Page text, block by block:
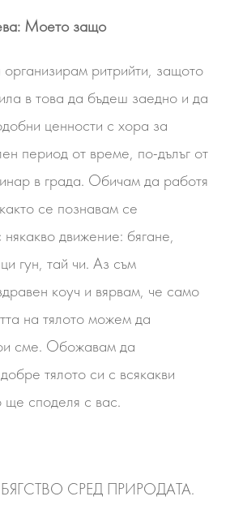
Моето защо
ритрийти, защото
в това да бъдеш заедно и да
ценности с хора за
период от време, по-дълъг от
в града. Обичам да работя
се познавам се
движение: бягане,
гун, тай чи. Аз съм
коуч и вярвам, че само
на тялото можем да
сме. Обожавам да
тялото си с всякакви
ще споделя с вас.
БЯГСТВО СРЕД ПРИРОДАТА.